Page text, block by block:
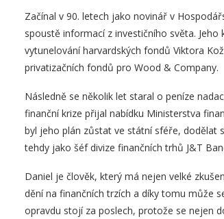
Začínal v 90. letech jako novinář v
spoustě informací z investičního světa.
vytunelování harvardských fondů Viktora
privatizačních fondů pro Wood & Company.
Následně se několik let staral o peníze
finanční krize přijal nabídku Ministerstva
byl jeho plán zůstat ve státní sféře, dodělat
tehdy jako šéf divize finančních trhů J&T
Daniel je člověk, který má nejen velké
dění na finančních trzích a díky tomu může
opravdu stojí za poslech, protože se nejen